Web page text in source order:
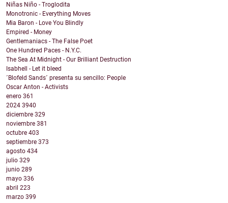
Niñas Niño - Troglodita
Monotronic - Everything Moves
Mia Baron - Love You Blindly
Empired - Money
Gentlemaniacs - The False Poet
One Hundred Paces - N.Y.C.
The Sea At Midnight - Our Brilliant Destruction
Isabhell - Let it bleed
´Blofeld Sands´ presenta su sencillo: People
Oscar Anton - Activists
enero 361
2024 3940
diciembre 329
noviembre 381
octubre 403
septiembre 373
agosto 434
julio 329
junio 289
mayo 336
abril 223
marzo 399